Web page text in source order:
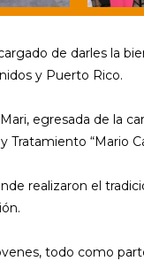
de darles la
y Puerto Rico.
egresada de la
“Mario
realizaron el
todo como